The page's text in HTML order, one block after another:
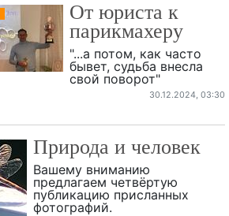
От юриста к
парикмахеру
"...а потом, как часто
бывет, судьба внесла
свой поворот"
30.12.2024, 03:30
Природа и человек
Вашему вниманию
предлагаем четвёртую
публикацию присланных
фотографий.